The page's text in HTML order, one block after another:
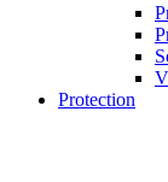
Protection